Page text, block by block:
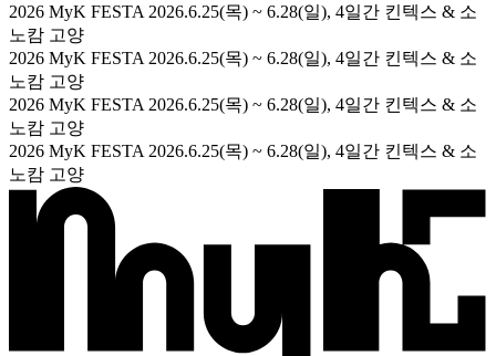
2026 MyK FESTA 2026.6.25(목) ~ 6.28(일), 4일간 킨텍스 & 소
노캄 고양
2026 MyK FESTA 2026.6.25(목) ~ 6.28(일), 4일간 킨텍스 & 소
노캄 고양
2026 MyK FESTA 2026.6.25(목) ~ 6.28(일), 4일간 킨텍스 & 소
노캄 고양
2026 MyK FESTA 2026.6.25(목) ~ 6.28(일), 4일간 킨텍스 & 소
노캄 고양